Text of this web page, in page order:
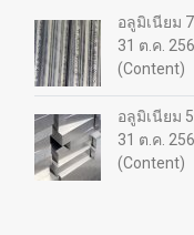
อลูมิเนียม
31 ต.ค.
(Content)
อลูมิเนียม
31 ต.ค.
(Content)